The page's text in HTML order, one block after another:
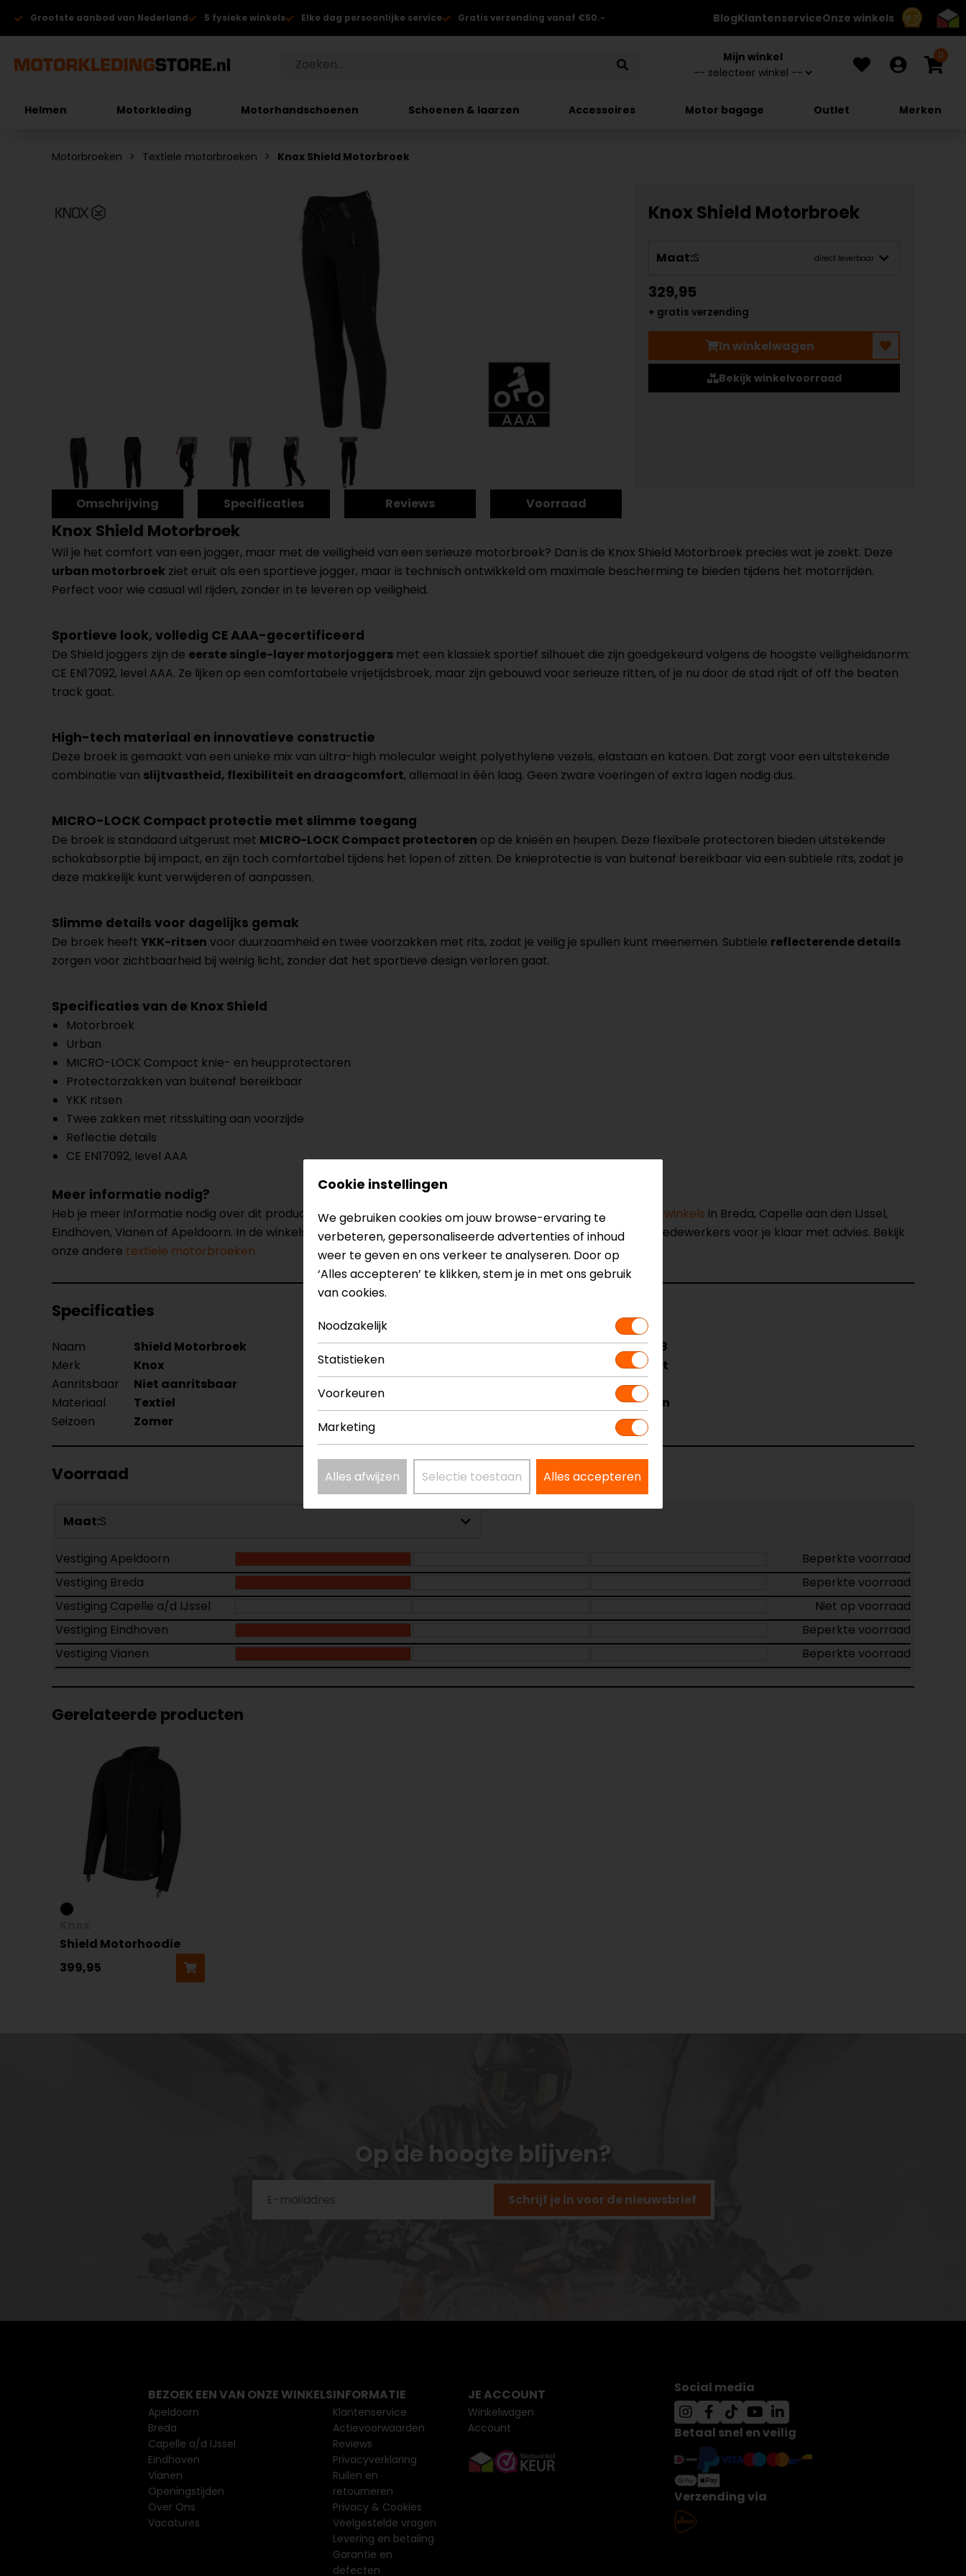
8.7
Grootste aanbod van Nederland 5 fysieke winkels Elke dag persoonlijke service Gratis verzending vanaf €50.- BlogKlantenserviceOnze winkels
Mijn winkel 0
Helmen Motorkleding Motorhandschoenen Schoenen & laarzen Accessoires Motor bagage Outlet Merken
Motorbroeken Textiele motorbroeken Knox Shield Motorbroek
Knox Shield Motorbroek
Maat:S direct leverbaar
329,95
+ gratis verzending
In winkelwagen
Bekijk winkelvoorraad
Omschrijving Specificaties Reviews Voorraad
Knox Shield Motorbroek
Wil je het comfort van een jogger, maar met de veiligheid van een serieuze motorbroek? Dan is de Knox Shield Motorbroek precies wat je zoekt. Deze
urban motorbroek ziet eruit als een sportieve jogger, maar is technisch ontwikkeld om maximale bescherming te bieden tijdens het motorrijden.
Perfect voor wie casual wil rijden, zonder in te leveren op veiligheid.
Sportieve look, volledig CE AAA-gecertificeerd
De Shield joggers zijn de eerste single-layer motorjoggers met een klassiek sportief silhouet die zijn goedgekeurd volgens de hoogste veiligheidsnorm:
CE EN17092, level AAA. Ze lijken op een comfortabele vrijetijdsbroek, maar zijn gebouwd voor serieuze ritten, of je nu door de stad rijdt of off the beaten
track gaat.
High-tech materiaal en innovatieve constructie
Deze broek is gemaakt van een unieke mix van ultra-high molecular weight polyethylene vezels, elastaan en katoen. Dat zorgt voor een uitstekende
combinatie van slijtvastheid, flexibiliteit en draagcomfort, allemaal in één laag. Geen zware voeringen of extra lagen nodig dus.
MICRO-LOCK Compact protectie met slimme toegang
De broek is standaard uitgerust met MICRO-LOCK Compact protectoren op de knieën en heupen. Deze flexibele protectoren bieden uitstekende
schokabsorptie bij impact, en zijn toch comfortabel tijdens het lopen of zitten. De knieprotectie is van buitenaf bereikbaar via een subtiele rits, zodat je
deze makkelijk kunt verwijderen of aanpassen.
Slimme details voor dagelijks gemak
De broek heeft YKK-ritsen voor duurzaamheid en twee voorzakken met rits, zodat je veilig je spullen kunt meenemen. Subtiele reflecterende details
zorgen voor zichtbaarheid bij weinig licht, zonder dat het sportieve design verloren gaat.
Specificaties van de Knox Shield
Motorbroek
Urban
MICRO-LOCK Compact knie- en heupprotectoren
Protectorzakken van buitenaf bereikbaar
YKK ritsen
Twee zakken met ritssluiting aan voorzijde
Reflectie details
CE EN17092, level AAA
Meer informatie nodig?
Heb je meer informatie nodig over dit product? Neem dancontactmet ons op of kom langs in één van onze winkels in Breda, Capelle aan den IJssel,
Eindhoven, Vianen of Apeldoorn. In de winkels kun je het product bekijken & passen en staan onze verkoopmedewerkers voor je klaar met advies. Bekijk
onze andere textiele motorbroeken.
Specificaties
Naam Shield Motorbroek Model
69108
Merk
Knox
Zwart
Aanritsbaar
Niet aanritsbaar
AAA
Materiaal
Textiel
Urban
Seizoen
Zomer
Voorraad
Maat:S
Vestiging Apeldoorn
Beperkte voorraad
Vestiging Breda
Beperkte voorraad
Vestiging Capelle a/d IJssel
Niet op voorraad
Vestiging Eindhoven
Beperkte voorraad
Vestiging Vianen
Beperkte voorraad
Gerelateerde producten
Shield Motorhoodie
399,95
Op de hoogte blijven?
Schrijf je in voor de nieuwsbrief
Cookie instellingen
We gebruiken cookies om jouw browse-ervaring te
verbeteren, gepersonaliseerde advertenties of inhoud
weer te geven en ons verkeer te analyseren. Door op
‘Alles accepteren’ te klikken, stem je in met ons gebruik
van cookies.
Noodzakelijk
Statistieken
Voorkeuren
Marketing
Alles afwijzen Selectie toestaan Alles accepteren
BEZOEK EEN VAN ONZE WINKELS
Apeldoorn
Breda
Capelle a/d IJssel
Eindhoven
Vianen
Openingstijden
Over Ons
Vacatures
INFORMATIE
Klantenservice
Actievoorwaarden
Reviews
Privacyverklaring
Ruilen en
retourneren
Privacy & Cookies
Veelgestelde vragen
Levering en betaling
Garantie en
defecten
JE ACCOUNT
Winkelwagen
Account
Social media
Betaal snel en veilig
Verzending via